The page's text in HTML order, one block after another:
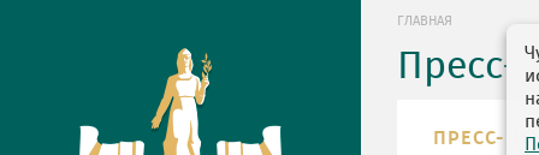
ГЛАВНАЯ
Пресс-
ПРЕСС-